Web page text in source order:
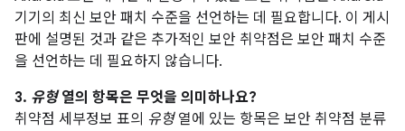
기기의 최신 보안 패치 수준을 선언하는 데 필요합니다. 이 게시
판에 설명된 것과 같은 추가적인 보안 취약점은 보안 패치 수준
을 선언하는 데 필요하지 않습니다.
3. 유형열의 항목은 무엇을 의미하나요?
취약점 세부정보 표의 유형열에 있는 항목은 보안 취약점 분류